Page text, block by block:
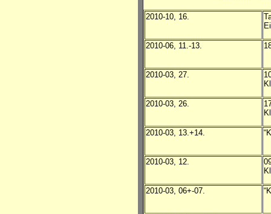
2010-10, 16.
2010-06, 11.-13.
2010-03, 27.
2010-03, 26.
2010-03, 13.+14.
2010-03, 12.
2010-03, 06+-07.